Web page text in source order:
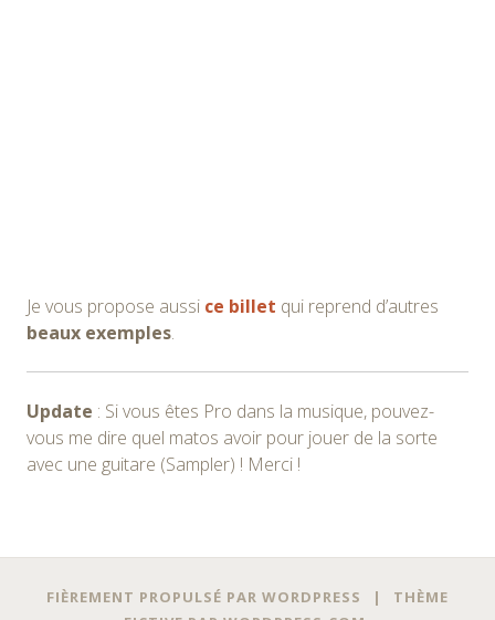
Je vous propose aussi ce billet qui reprend d’autres
beaux exemples.
Update : Si vous êtes Pro dans la musique, pouvez-
vous me dire quel matos avoir pour jouer de la sorte
avec une guitare (Sampler) ! Merci !
Navigation
FIÈREMENT PROPULSÉ PAR WORDPRESS |
THÈME